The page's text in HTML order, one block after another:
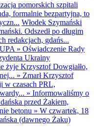
pomorskich szpitali
formalnie bezpartyjna, to
Włodek Szymański
Odszedł po długim
redakcjach, gdańs...
» Oświadczenie Rady
Ukrainy
żyje Krzysztof Dowgiałło,
» Zmarł Krzysztof
w czasach PRL,
» Informowaliśmy o
przed Żakiem,
betonu » W czwartek, 18
(dawnego Żaku)